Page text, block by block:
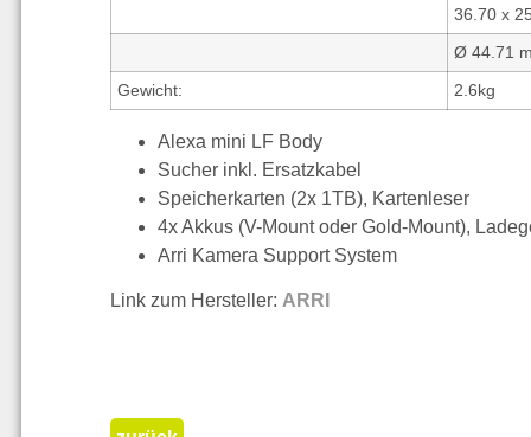
36.70 x
Ø 44.71
Gewicht:
2.6kg
Alexa mini LF Body
Sucher inkl. Ersatzkabel
Speicherkarten (2x 1TB), Kartenleser
4x Akkus (V-Mount oder Gold-Mount),
Arri Kamera Support System
Link zum Hersteller: ARRI